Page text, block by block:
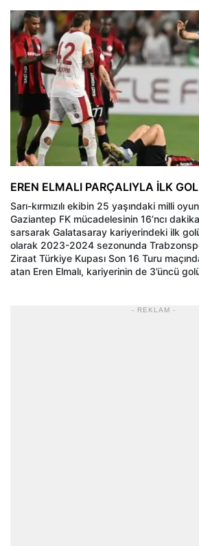
EREN ELMALI PARÇALIYLA İLK
Sarı-kırmızılı ekibin 25 yaşındaki milli
Gaziantep FK mücadelesinin 16’ncı
sarsarak Galatasaray kariyerindeki ilk
olarak 2023-2024 sezonunda
Ziraat Türkiye Kupası Son 16 Turu
atan Eren Elmalı, kariyerinin de 3’üncü
- REKLAM -